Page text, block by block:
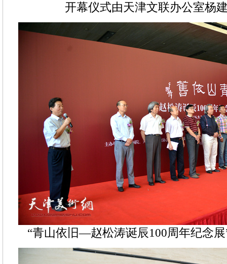
开幕仪式由天津文联办公室杨
“青山依旧—赵松涛诞辰100周年纪念